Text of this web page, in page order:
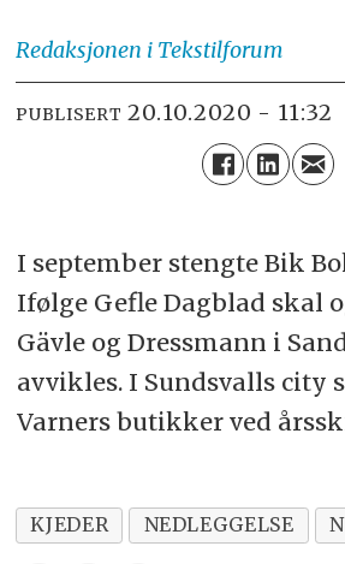
Redaksjonen i Tekstilforum
PUBLISERT 20.10.2020 - 11:32
I september stengte Bik
Ifølge Gefle Dagblad skal
Gävle og Dressmann i
avvikles. I Sundsvalls city
Varners butikker ved
KJEDER NEDLEGGELSE